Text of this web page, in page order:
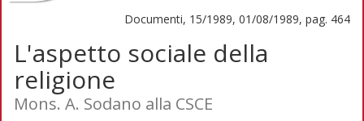
Documenti, 15/1989, 01/08/1989, pag. 464
L'aspetto sociale della
religione
Mons. A. Sodano alla CSCE